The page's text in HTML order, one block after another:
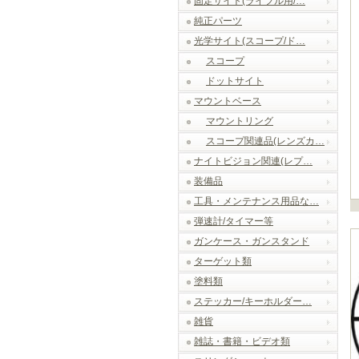
純正パーツ
光学サイト(スコープ/ド…
スコープ
ドットサイト
マウントベース
マウントリング
スコープ関連品(レンズカ…
ナイトビジョン関連(レプ…
装備品
工具・メンテナンス用品な…
弾速計/タイマー等
ガンケース・ガンスタンド
ターゲット類
塗料類
ステッカー/キーホルダー…
雑貨
雑誌・書籍・ビデオ類